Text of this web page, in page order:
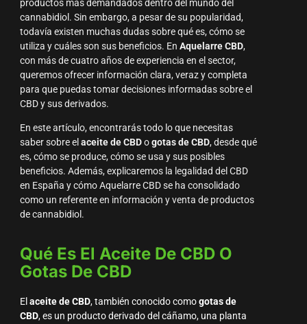
productos más demandados dentro del mundo del
cannabidiol. Sin embargo, a pesar de su popularidad,
todavía existen muchas dudas sobre qué es, cómo se
utiliza y cuáles son sus beneficios. En Aquelarre CBD,
con más de cuatro años de experiencia en el sector,
queremos ofrecer información clara, veraz y completa
para que puedas tomar decisiones informadas sobre el
CBD y sus derivados.
En este artículo, encontrarás todo lo que necesitas
saber sobre el aceite de CBDogotas de CBD, desde qué
es, cómo se produce, cómo se usa y sus posibles
beneficios. Además, explicaremos la legalidad del CBD
en España y cómo Aquelarre CBD se ha consolidado
como un referente en información y venta de productos
de cannabidiol.
Qué Es El Aceite De CBD O
Gotas De CBD
Elaceite de CBD, también conocido comogotas de
CBD, es un producto derivado del cáñamo, una planta